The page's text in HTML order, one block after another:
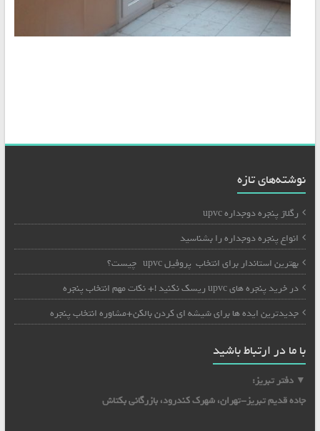
نوشته‌های تازه
رگلاژ پنجره دوجداره upvc
انواع پنجره دوجداره را بشناسید
بهترین استاندار برای انتخاب پروفیل upvc چیست؟
در خرید پنجره های upvc ریسک نکنید !+ نکات مهم انتخاب پنجره
جدیدترین ایده ها برای شیشه ای کردن بالکن+مشاوره انتخاب پنجره
با ما در ارتباط باشید
▼ دفتر تبریز:
جاده قدیم تبریز-تهران، شهرک کندرود، بازرگانی بکتاش